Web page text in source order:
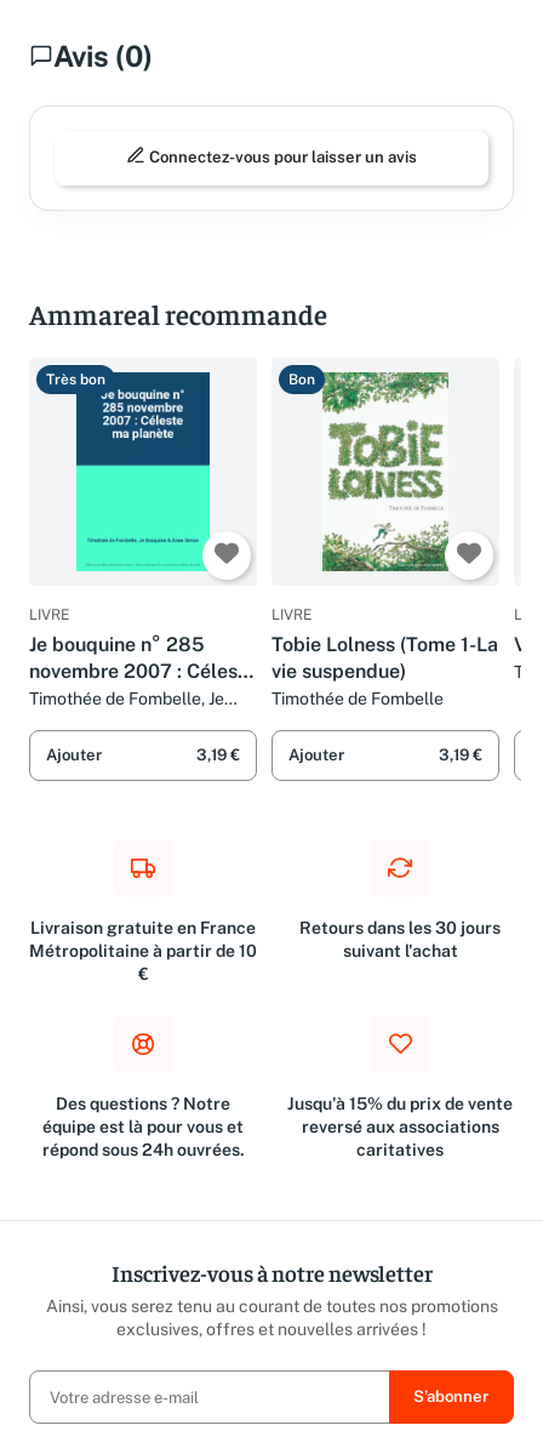
Avis (0)
Connectez-vous pour laisser un avis
Ammareal recommande
Très bon
LIVRE
Je bouquine n° 285
novembre 2007 : Céleste
ma planète
Timothée de Fombelle, Je
Ajouter 3,19 €
Bon
LIVRE
Tobie Lolness (Tome 1-La
vie suspendue)
Timothée de Fombelle
Ajouter 3,19 €
Livraison gratuite en France
Métropolitaine à partir de 10
€
Retours dans les 30 jours
suivant l'achat
Des questions ? Notre
équipe est là pour vous et
répond sous 24h ouvrées.
Jusqu'à 15% du prix de vente
reversé aux associations
caritatives
Inscrivez-vous à notre newsletter
Ainsi, vous serez tenu au courant de toutes nos promotions
exclusives, offres et nouvelles arrivées !